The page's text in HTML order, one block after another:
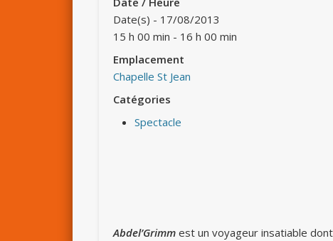
Date(s) - 17/08/2013
15 h 00 min - 16 h 00 min
Emplacement
Chapelle St Jean
Catégories
Spectacle
Abdel’Grimm est un voyageur insatiable